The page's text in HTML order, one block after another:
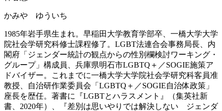
かみや ゆういち
1985年岩手県生まれ。早稲田大学教育学部卒、一橋大学大学
院社会学研究科修士課程修了。LGBT法連合会事務局長、内
閣府「ジェンダー統計の観点からの性別欄検討ワーキング・
グループ」構成員、兵庫県明石市LGBTQ＋／SOGIE施策ア
ドバイザー。これまでに一橋大学大学院社会学研究科客員准
教授、自治研作業委員会「LGBTQ＋／SOGIE自治体政策」
座長を歴任。著書に『LGBTとハラスメント』（集英社新
書、2020年）、『差別は思いやりでは解決しない ジェンダ